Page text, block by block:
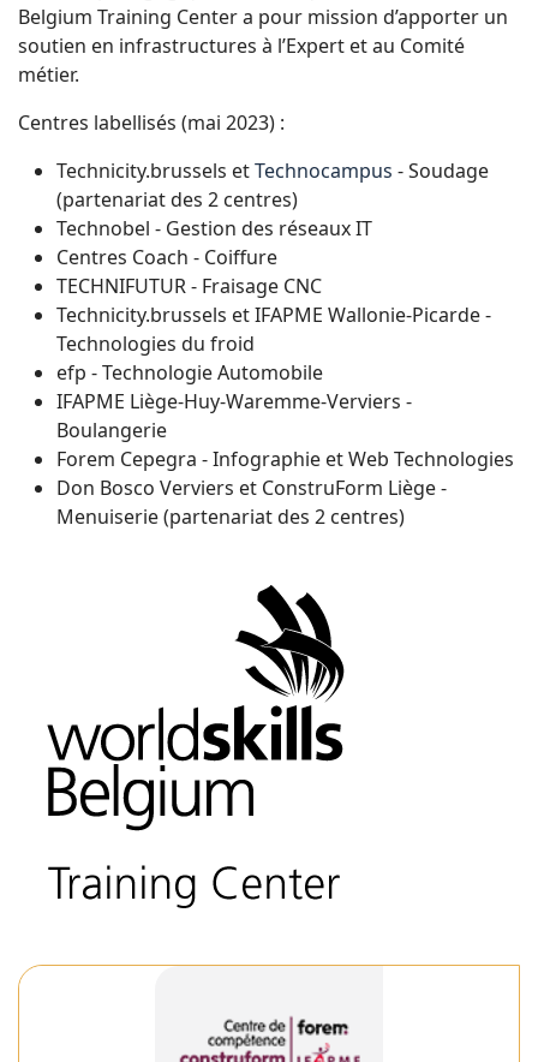
Belgium Training Center a pour mission d’apporter un
soutien en infrastructures à l’Expert et au Comité
métier.
Centres labellisés (mai 2023) :
Technicity.brussels etTechnocampus - Soudage
(partenariat des 2 centres)
Technobel - Gestion des réseaux IT
Centres Coach - Coiffure
TECHNIFUTUR - Fraisage CNC
Technicity.brussels et IFAPME Wallonie-Picarde -
Technologies du froid
efp - Technologie Automobile
IFAPME Liège-Huy-Waremme-Verviers -
Boulangerie
Forem Cepegra - Infographie et Web Technologies
Don Bosco Verviers et ConstruForm Liège -
Menuiserie (partenariat des 2 centres)